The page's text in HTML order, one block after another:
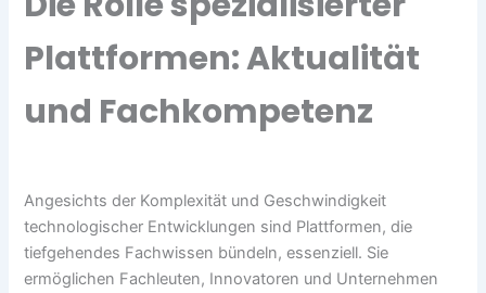
Plattformen: Aktualität
und Fachkompetenz
Angesichts der Komplexität und Geschwindigkeit
technologischer Entwicklungen sind Plattformen, die
tiefgehendes Fachwissen bündeln, essenziell. Sie
ermöglichen Fachleuten, Innovatoren und Unternehmen